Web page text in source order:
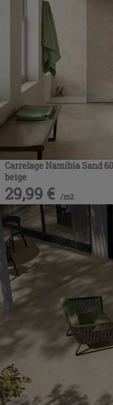
Carrelage Namibia Sand
beige
29,99 € /m2